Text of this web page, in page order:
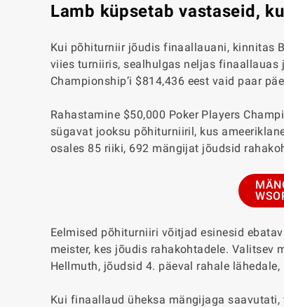
Lamb küpsetab vastaseid,
Kui põhiturniir jõudis finaallauani, kinnitas
viies turniiris, sealhulgas neljas finaallauas
Championship’i $814,436 eest vaid paar
Rahastamine $50,000 Poker Players
sügavat jooksu põhiturniiril, kus
osales 85 riiki, 692 mängijat jõudsid
Eelmised põhiturniiri võitjad esinesid
meister, kes jõudis rahakohtadele. Valitsev
Hellmuth, jõudsid 4. päeval rahale
Kui finaallaud üheksa mängijaga